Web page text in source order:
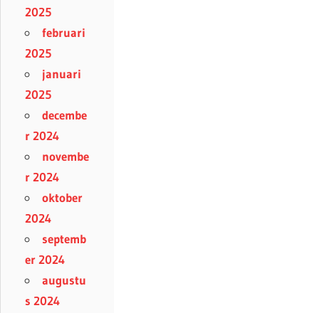
2025
februari
2025
januari
2025
decembe
r 2024
novembe
r 2024
oktober
2024
septemb
er 2024
augustu
s 2024